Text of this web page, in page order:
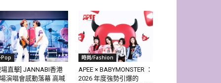
Pop
場直擊] JANNABI香港
演唱會感動落幕 高喊
時尚/Fashion
APEE × BABYMONSTER ：
2026 年度強勢引爆的